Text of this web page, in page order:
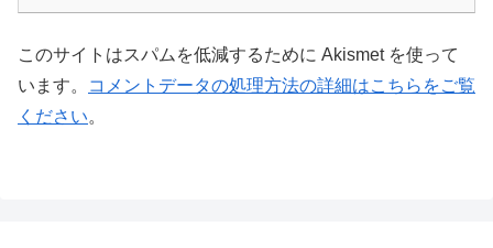
このサイトはスパムを低減するために Akismet を使って
います。
コメントデータの処理方法の詳細はこちらをご覧
ください。